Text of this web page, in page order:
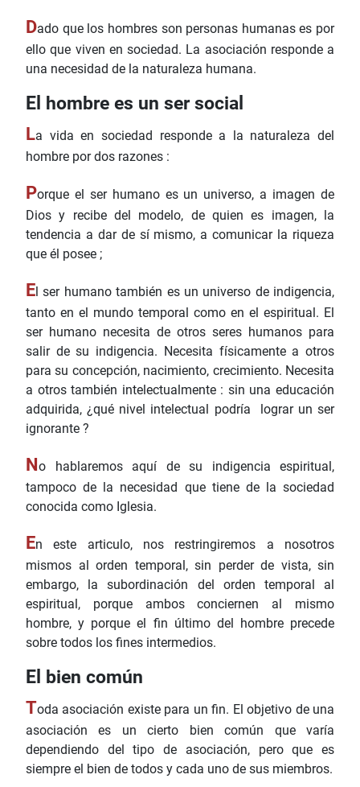
Dado que los hombres son personas humanas es por
ello que viven en sociedad. La asociación responde a
una necesidad de la naturaleza humana.
El hombre es un ser social
La vida en sociedad responde a la naturaleza del
hombre por dos razones :
Porque el ser humano es un universo, a imagen de
Dios y recibe del modelo, de quien es imagen, la
tendencia a dar de sí mismo, a comunicar la riqueza
que él posee ;
El ser humano también es un universo de indigencia,
tanto en el mundo temporal como en el espiritual. El
ser humano necesita de otros seres humanos para
salir de su indigencia. Necesita físicamente a otros
para su concepción, nacimiento, crecimiento. Necesita
a otros también intelectualmente : sin una educación
adquirida, ¿qué nivel intelectual podría lograr un ser
ignorante ?
No hablaremos aquí de su indigencia espiritual,
tampoco de la necesidad que tiene de la sociedad
conocida como Iglesia.
En este articulo, nos restringiremos a nosotros
mismos al orden temporal, sin perder de vista, sin
embargo, la subordinación del orden temporal al
espiritual, porque ambos conciernen al mismo
hombre, y porque el fin último del hombre precede
sobre todos los fines intermedios.
El bien común
Toda asociación existe para un fin. El objetivo de una
asociación es un cierto bien común que varía
dependiendo del tipo de asociación, pero que es
siempre el bien de todos y cada uno de sus miembros.